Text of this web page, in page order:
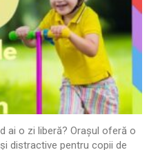
ai o zi liberă? Orașul oferă o
distractive pentru copii de